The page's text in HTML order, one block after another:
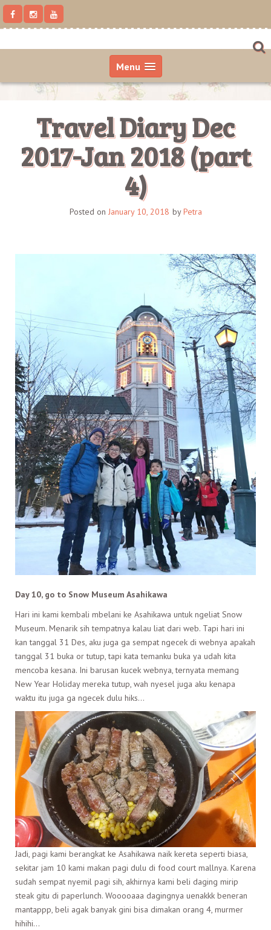
S
i
Menu
Travel Diary Dec
2017-Jan 2018 (part
4)
Posted on January 10, 2018 byPetra
Day 10, go to Snow Museum Asahikawa
Hari ini kami kembali mbelani ke Asahikawa untuk ngeliat Snow
Museum. Menarik sih tempatnya kalau liat dari web. Tapi hari ini
kan tanggal 31 Des, aku juga ga sempat ngecek di webnya apakah
tanggal 31 buka or tutup, tapi kata temanku buka ya udah kita
mencoba kesana. Ini barusan kucek webnya, ternyata memang
New Year Holiday mereka tutup, wah nyesel juga aku kenapa
waktu itu juga ga ngecek dulu hiks…
Jadi, pagi kami berangkat ke Asahikawa naik kereta seperti biasa,
sekitar jam 10 kami makan pagi dulu di food court mallnya. Karena
sudah sempat nyemil pagi sih, akhirnya kami beli daging mirip
steak gitu di paperlunch. Wooooaaa dagingnya uenakkk beneran
mantappp, beli agak banyak gini bisa dimakan orang 4, murmer
hihihi…